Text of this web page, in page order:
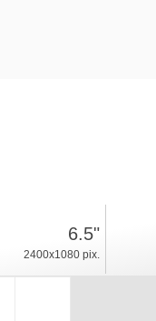
6.5"
2400x1080 pix.